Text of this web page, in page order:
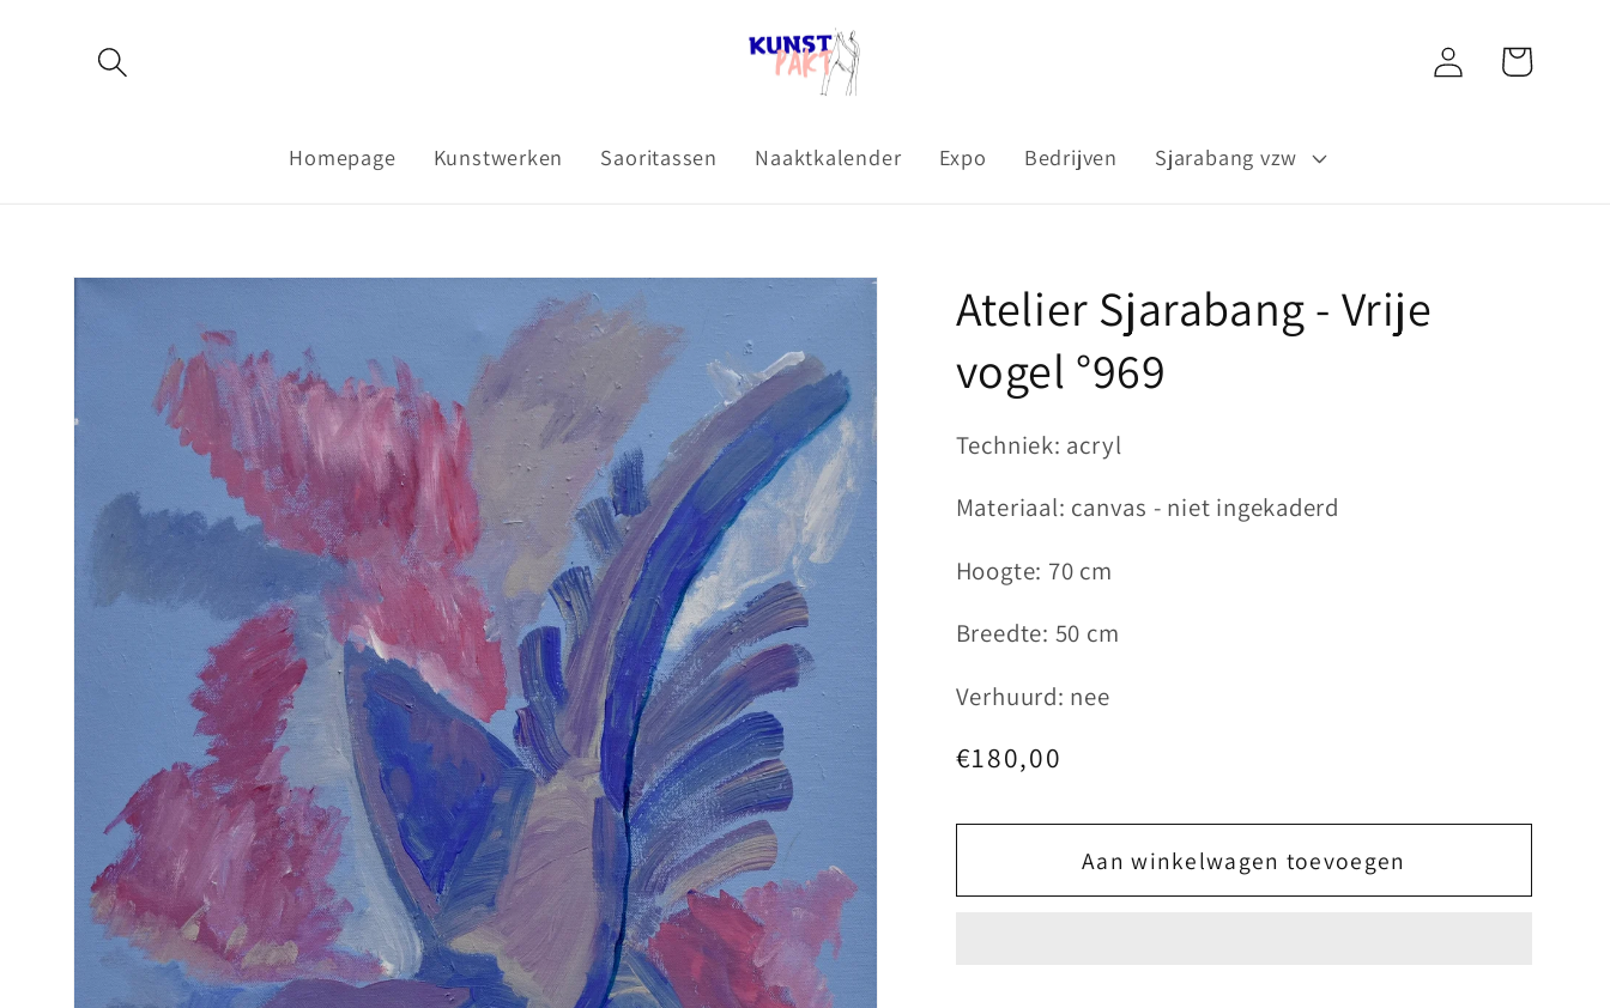
content
Homepage Kunstwerken Saoritassen Naaktkalender Expo Bedrijven Sjarabang vzw
InloggenWinkelwagen
productinformatie
Atelier Sjarabang - Vrije
vogel °969
Techniek: acryl
Materiaal: canvas - niet ingekaderd
Hoogte: 70 cm
Breedte: 50 cm
Verhuurd: nee
Normale
€180,00
Aan winkelwagen toevoegen